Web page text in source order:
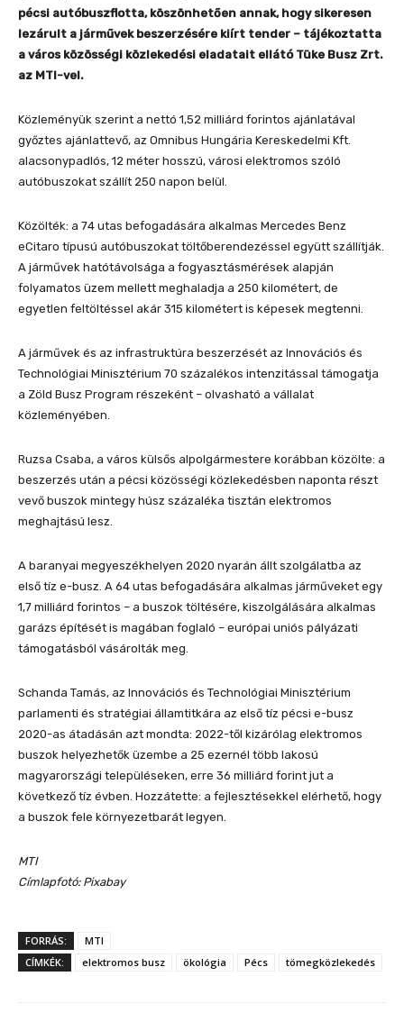
pécsi autóbuszflotta, köszönhetően annak, hogy sikeresen
lezárult a járművek beszerzésére kiírt tender – tájékoztatta
a város közösségi közlekedési eladatait ellátó Tüke Busz Zrt.
az MTI-vel.
Közleményük szerint a nettó 1,52 milliárd forintos ajánlatával
győztes ajánlattevő, az Omnibus Hungária Kereskedelmi Kft.
alacsonypadlós, 12 méter hosszú, városi elektromos szóló
autóbuszokat szállít 250 napon belül.
Közölték: a 74 utas befogadására alkalmas Mercedes Benz
eCitaro típusú autóbuszokat töltőberendezéssel együtt szállítják.
A járművek hatótávolsága a fogyasztásmérések alapján
folyamatos üzem mellett meghaladja a 250 kilométert, de
egyetlen feltöltéssel akár 315 kilométert is képesek megtenni.
A járművek és az infrastruktúra beszerzését az Innovációs és
Technológiai Minisztérium 70 százalékos intenzitással támogatja
a Zöld Busz Program részeként – olvasható a vállalat
közleményében.
Ruzsa Csaba, a város külsős alpolgármestere korábban közölte: a
beszerzés után a pécsi közösségi közlekedésben naponta részt
vevő buszok mintegy húsz százaléka tisztán elektromos
meghajtású lesz.
A baranyai megyeszékhelyen 2020 nyarán állt szolgálatba az
első tíz e-busz. A 64 utas befogadására alkalmas járműveket egy
1,7 milliárd forintos – a buszok töltésére, kiszolgálására alkalmas
garázs építését is magában foglaló – európai uniós pályázati
támogatásból vásárolták meg.
Schanda Tamás, az Innovációs és Technológiai Minisztérium
parlamenti és stratégiai államtitkára az első tíz pécsi e-busz
2020-as átadásán azt mondta: 2022-től kizárólag elektromos
buszok helyezhetők üzembe a 25 ezernél több lakosú
magyarországi településeken, erre 36 milliárd forint jut a
következő tíz évben. Hozzátette: a fejlesztésekkel elérhető, hogy
a buszok fele környezetbarát legyen.
MTI
Címlapfotó:Pixabay
FORRÁS:
MTI
CÍMKÉK:
elektromos busz ökológia Pécs tömegközlekedés